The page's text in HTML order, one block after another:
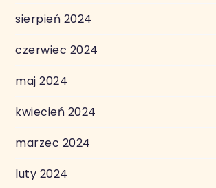
sierpień 2024
czerwiec 2024
maj 2024
kwiecień 2024
marzec 2024
luty 2024